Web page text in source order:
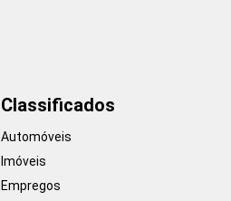
Classificados
Automóveis
Imóveis
Empregos